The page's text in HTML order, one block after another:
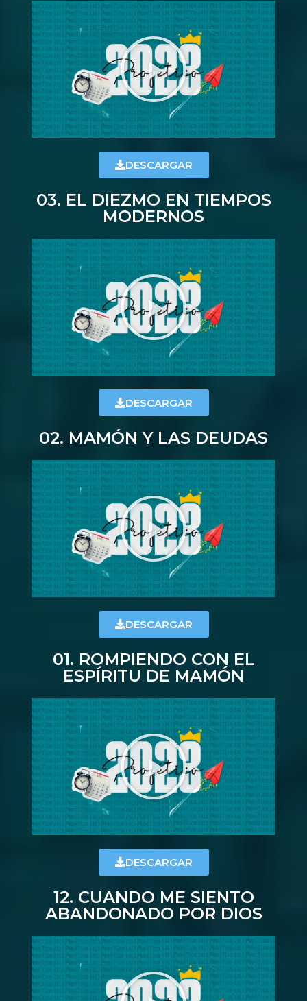
DESCARGAR
03. EL DIEZMO EN TIEMPOS
MODERNOS
DESCARGAR
02. MAMÓN Y LAS DEUDAS
DESCARGAR
01. ROMPIENDO CON EL
ESPÍRITU DE MAMÓN
DESCARGAR
12. CUANDO ME SIENTO
ABANDONADO POR DIOS